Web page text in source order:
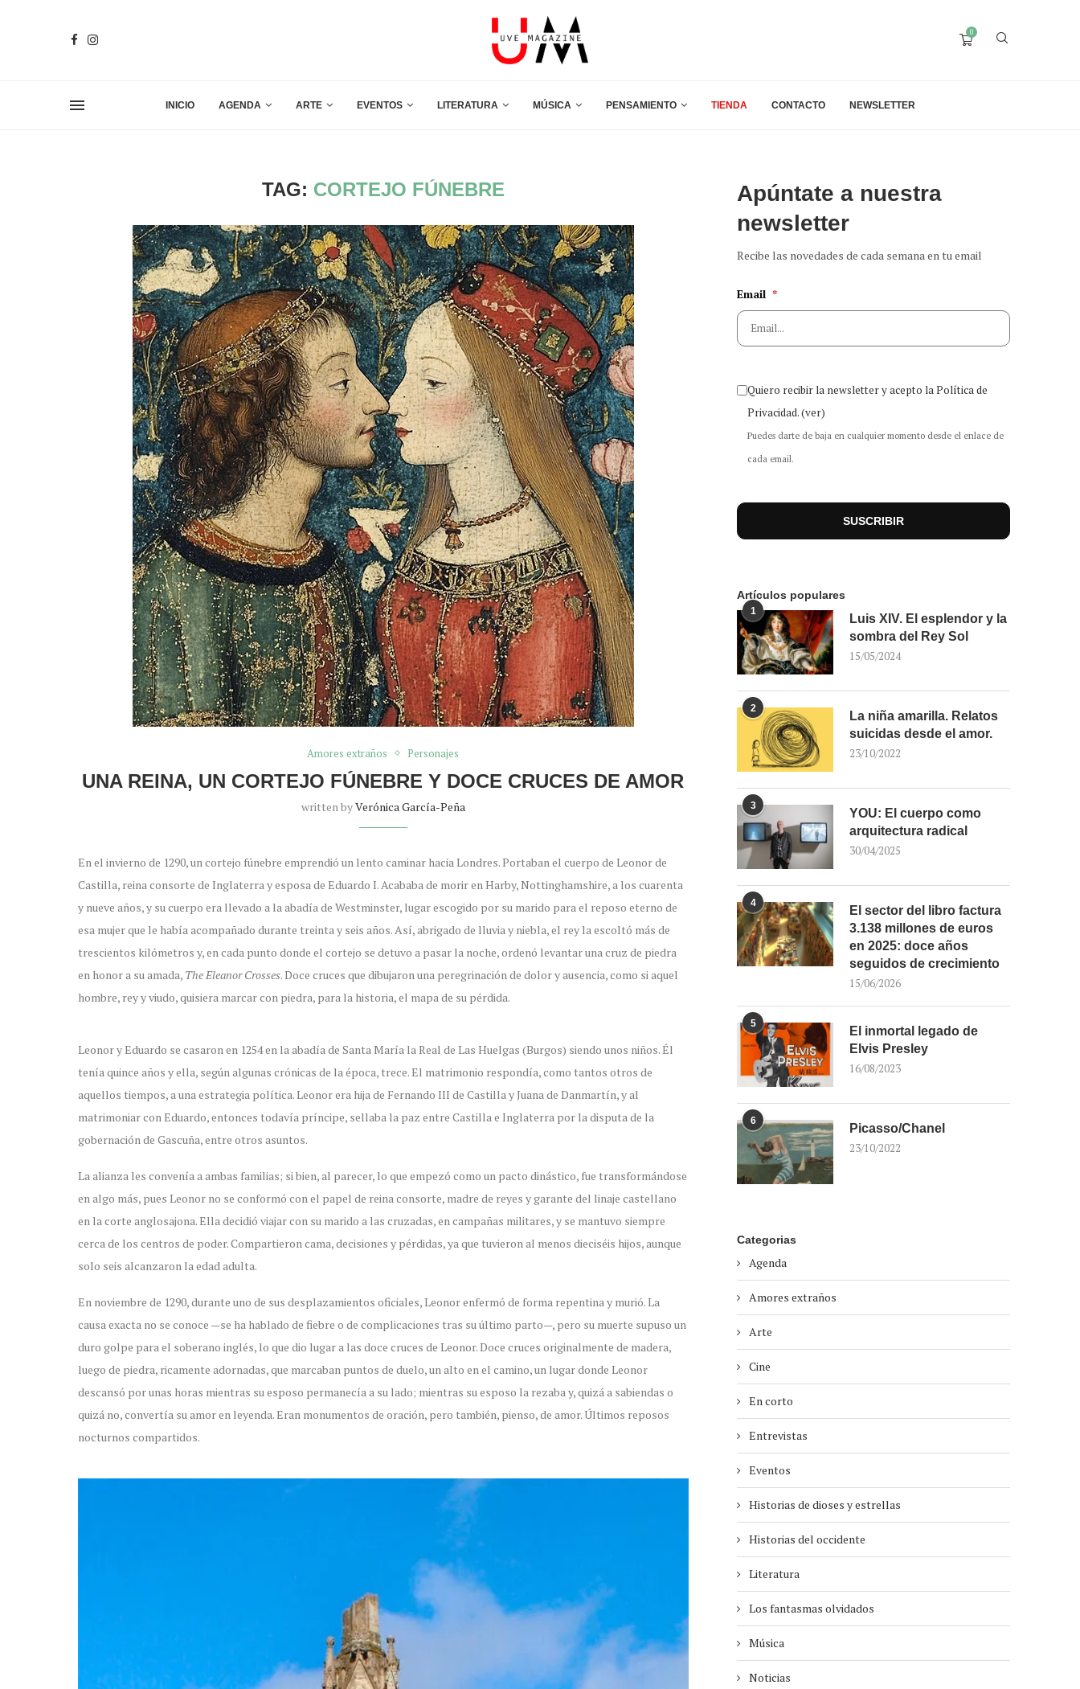
0
INICIO AGENDA ARTE EVENTOS LITERATURA MÚSICA PENSAMIENTO TIENDA CONTACTO NEWSLETTER
TAG: CORTEJO FÚNEBRE
Amores extraños Personajes
UNA REINA, UN CORTEJO FÚNEBRE Y DOCE CRUCES DE AMOR
written byVerónica García-Peña
En el invierno de 1290, un cortejo fúnebre emprendió un lento caminar hacia Londres. Portaban el cuerpo de Leonor de
Castilla, reina consorte de Inglaterra y esposa de Eduardo I. Acababa de morir en Harby, Nottinghamshire, a los cuarenta
y nueve años, y su cuerpo era llevado a la abadía de Westminster, lugar escogido por su marido para el reposo eterno de
esa mujer que le había acompañado durante treinta y seis años. Así, abrigado de lluvia y niebla, el rey la escoltó más de
trescientos kilómetros y, en cada punto donde el cortejo se detuvo a pasar la noche, ordenó levantar una cruz de piedra
en honor a su amada, The Eleanor Crosses. Doce cruces que dibujaron una peregrinación de dolor y ausencia, como si aquel
hombre, rey y viudo, quisiera marcar con piedra, para la historia, el mapa de su pérdida.
Leonor y Eduardo se casaron en 1254 en la abadía de Santa María la Real de Las Huelgas (Burgos) siendo unos niños. Él
tenía quince años y ella, según algunas crónicas de la época, trece. El matrimonio respondía, como tantos otros de
aquellos tiempos, a una estrategia política. Leonor era hija de Fernando III de Castilla y Juana de Danmartín, y al
matrimoniar con Eduardo, entonces todavía príncipe, sellaba la paz entre Castilla e Inglaterra por la disputa de la
gobernación de Gascuña, entre otros asuntos.
La alianza les convenía a ambas familias; si bien, al parecer, lo que empezó como un pacto dinástico, fue transformándose
en algo más, pues Leonor no se conformó con el papel de reina consorte, madre de reyes y garante del linaje castellano
en la corte anglosajona. Ella decidió viajar con su marido a las cruzadas, en campañas militares, y se mantuvo siempre
cerca de los centros de poder. Compartieron cama, decisiones y pérdidas, ya que tuvieron al menos dieciséis hijos, aunque
solo seis alcanzaron la edad adulta.
En noviembre de 1290, durante uno de sus desplazamientos oficiales, Leonor enfermó de forma repentina y murió. La
causa exacta no se conoce —se ha hablado de fiebre o de complicaciones tras su último parto—, pero su muerte supuso un
duro golpe para el soberano inglés, lo que dio lugar a las doce cruces de Leonor. Doce cruces originalmente de madera,
luego de piedra, ricamente adornadas, que marcaban puntos de duelo, un alto en el camino, un lugar donde Leonor
descansó por unas horas mientras su esposo permanecía a su lado; mientras su esposo la rezaba y, quizá a sabiendas o
quizá no, convertía su amor en leyenda. Eran monumentos de oración, pero también, pienso, de amor. Últimos reposos
nocturnos compartidos.
Apúntate a nuestra
newsletter
Recibe las novedades de cada semana en tu email
Email *
Quiero recibir la newsletter y acepto la Política de
Privacidad.(ver)
Puedes darte de baja en cualquier momento desde el enlace de
cada email.
Artículos populares
1
Luis XIV. El esplendor y la
sombra del Rey Sol
15/05/2024
2
La niña amarilla. Relatos
suicidas desde el amor.
23/10/2022
3
YOU: El cuerpo como
arquitectura radical
30/04/2025
4
El sector del libro factura
3.138 millones de euros
en 2025: doce años
seguidos de crecimiento
15/06/2026
5
El inmortal legado de
Elvis Presley
16/08/2023
6
Picasso/Chanel
23/10/2022
Categorias
Agenda
Amores extraños
Arte
Cine
En corto
Entrevistas
Eventos
Historias de dioses y estrellas
Historias del occidente
Literatura
Los fantasmas olvidados
Música
Noticias